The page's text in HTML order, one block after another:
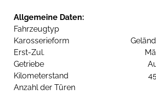
Allgemeine Daten:
Fahrzeugtyp
Karosserieform
Erst-Zul.
Getriebe
Kilometerstand
Anzahl der Türen